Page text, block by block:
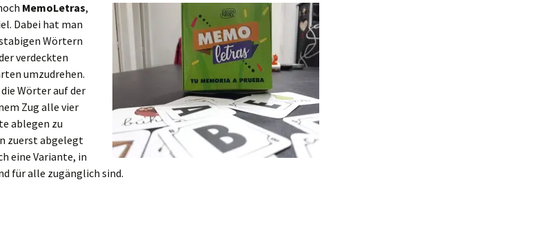
MemoLetras,
Dabei hat man
Wörtern
verdeckten
umzudrehen.
Wörter auf der
Zug alle vier
ablegen zu
zuerst abgelegt
eine Variante, in
für alle zugänglich sind.